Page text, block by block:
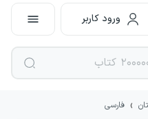
ورود کاربر
› فارسی